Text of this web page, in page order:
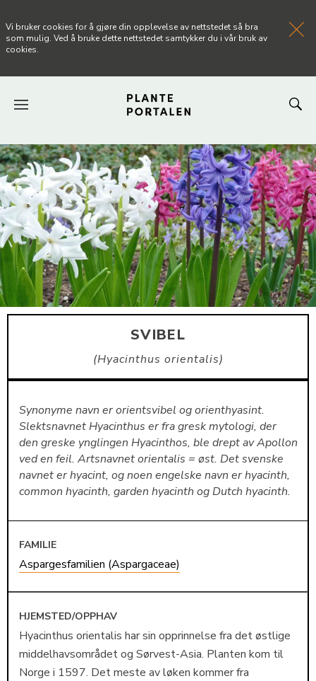
FORSIDEN
NYHETER
ARTIKLER
OM PLANTEPORTALEN
KONTAKT
Vi bruker cookies for å gjøre din opplevelse av nettstedet så bra
som mulig. Ved å bruke dette nettstedet samtykker du i vår bruk av
cookies.
SVIBEL
Hyacinthus orientalis
Synonyme navn er orientsvibel og orienthyasint.
Slektsnavnet Hyacinthus er fra gresk mytologi, der
den greske ynglingen Hyacinthos, ble drept av Apollon
ved en feil. Artsnavnet orientalis = øst. Det svenske
navnet er hyacint, og noen engelske navn er hyacinth,
common hyacinth, garden hyacinth og Dutch hyacinth.
FAMILIE
Aspargesfamilien (Aspargaceae)
HJEMSTED/OPPHAV
Hyacinthus orientalis har sin opprinnelse fra det østlige
middelhavsområdet og Sørvest-Asia. Planten kom til
Norge i 1597. Det meste av løken kommer fra